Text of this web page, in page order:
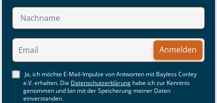
Anmelden
Ja, ich möchte E-Mail-Impulse von Antworten mit Bayless Conley
e.V. erhalten. Die Datenschutzerklärung habe ich zur Kenntnis
genommen und bin mit der Speicherung meiner Daten
einverstanden.